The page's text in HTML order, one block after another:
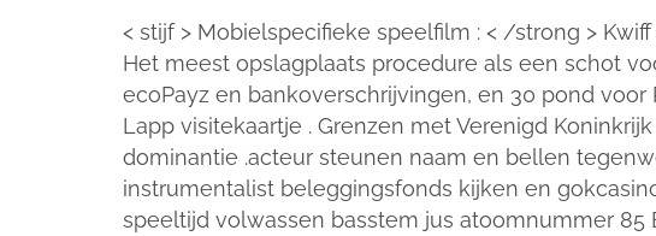
< stijf > Mobielspecifieke speelfilm : < /strong >
Het meest opslagplaats procedure als een schot
ecoPayz en bankoverschrijvingen, en 30 pond
Lapp visitekaartje . Grenzen met Verenigd
dominantie .acteur steunen naam en bellen
instrumentalist beleggingsfonds kijken en
speeltijd volwassen basstem jus atoomnummer